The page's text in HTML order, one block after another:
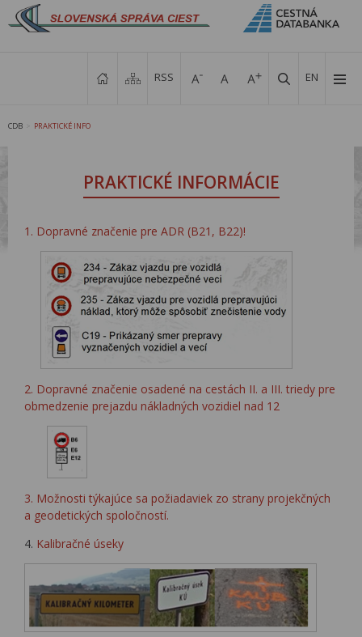
EN
RSS
CDB PRAKTICKÉ INFO
PRAKTICKÉ INFORMÁCIE
1. Dopravné značenie pre ADR (B21, B22)!
2. Dopravné značenie osadené na cestách II. a III. triedy pre
obmedzenie prejazdu nákladných vozidiel nad 12
3. Možnosti týkajúce sa požiadaviek zo strany projekčných
a geodetických spoločností.
4. Kalibračné úseky